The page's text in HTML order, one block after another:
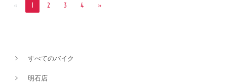
« 1 2 3 4 »
すべてのバイク
明石店